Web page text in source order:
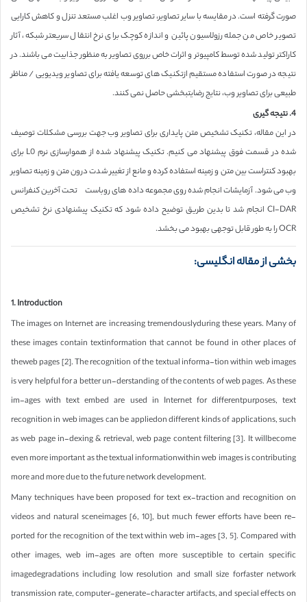
صورت گرفته است. در مقایسه با سایر تصاویر، تصاویر وب اغلب مستعد تنزل و کاهش کارایی
تصویر خاص من جمله رزولاسیون پائین و اندازه کوچک برای نرخ انتقال سریعتر شبکه، آثار
کاراکتر تولید شده توسط کامپیوتر و اثرات خاص برروی تصاویر به منظور جذابیت می باشند. در
نتیجه در صورت استفاده مستقیم ازتکنیک های توسعه یافته برای تصاویر ویدیویی / مناظر
طبیعی برای تصاویر وب، نتایج رضایتبخشی حاصل نمی کنند.
4. نتیجه گیری
در این مقاله، تکنیک تشخیص متن پایداری برای تصاویر وب جهت بررسی مشکلات توصیف
شده در قسمت فوق پیشنهاد می کنیم. تکنیک پیشنهاد شده از هموارسازی نرم L0 برای
بهبود کنتراست بین متن و زمینه استفاده کرده و مانع از تغییر شدت درون متن و زمینه تصاویر
وب می شود. آزمایشات انجام شده روی مجموعه داده های روباست تحت آخرین کنفرانس
CI-DAR انجام شد تا بدین طریق توضیح داده شود که تکنیک پیشنهادی نرخ تشخیص
OCR را به طور قابل توجهی بهبود می بخشد.
بخشی از مقاله انگلیسی:
1. Introduction
The images on Internet are increasing tremendouslyduring these years. Many of
these images contain textinformation that cannot be found in other places of
theweb pages [2]. The recognition of the textual informa-tion within web images
is very helpful for a better un-derstanding of the contents of web pages. As these
im-ages with text embed are used in Internet for differentpurposes, text
recognition in web images can be appliedon different kinds of applications, such
as web page in-dexing & retrieval, web page content filtering [3]. It willbecome
even more important as the textual informationwithin web images is contributing
more and more due to the future network development.
Many techniques have been proposed for text ex-traction and recognition on
videos and natural sceneimages [6, 10], but much fewer efforts have been re-
ported for the recognition of the text within web im-ages [3, 5]. Compared with
other images, web im-ages are often more susceptible to certain specific
imagedegradations including low resolution and small size forfaster network
transmission rate, computer-generate-character artifacts, and special effects on